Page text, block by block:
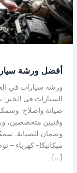
أفضل ورشة
ورشة سيارات في
السيارات في الخبر:
صيانة واصلاح
وفنيين متخصصين،
وضمان للصيانة.
ميكانيكا- كهرباء –
[…]